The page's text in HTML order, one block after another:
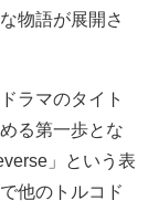
物語が展開さ
ラマのタイト
る第一歩とな
」という表
他のトルコド